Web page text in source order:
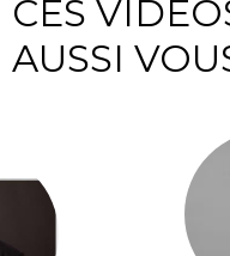
CES
AUSSI